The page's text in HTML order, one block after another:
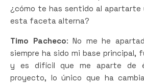
¿cómo te has sentido al apartarte
esta faceta alterna?
Timo Pacheco: No me he
siempre ha sido mi base principal,
y es difícil que me aparte de
proyecto, lo único que ha